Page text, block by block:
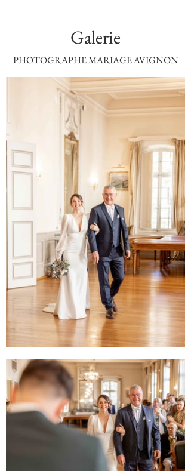
Galerie
PHOTOGRAPHE MARIAGE AVIGNON